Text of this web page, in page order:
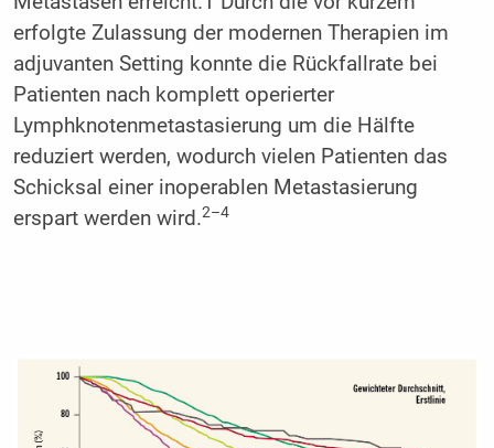
erfolgte Zulassung der modernen Therapien im
adjuvanten Setting konnte die Rückfallrate bei
Patienten nach komplett operierter
Lymphknotenmetastasierung um die Hälfte
reduziert werden, wodurch vielen Patienten das
Schicksal einer inoperablen Metastasierung
erspart werden wird.2–4